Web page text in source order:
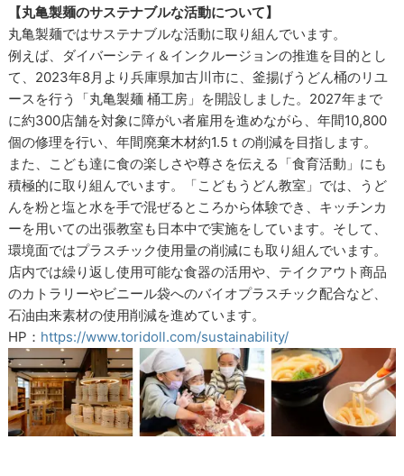
【丸亀製麺のサステナブルな活動について】
丸亀製麺ではサステナブルな活動に取り組んでいます。
例えば、ダイバーシティ＆インクルージョンの推進を目的とし
て、2023年8月より兵庫県加古川市に、釜揚げうどん桶のリユ
ースを行う「丸亀製麺 桶工房」を開設しました。2027年まで
に約300店舗を対象に障がい者雇用を進めながら、年間10,800
個の修理を行い、年間廃棄木材約1.5ｔの削減を目指します。
また、こども達に食の楽しさや尊さを伝える「食育活動」にも
積極的に取り組んでいます。「こどもうどん教室」では、うど
んを粉と塩と水を手で混ぜるところから体験でき、キッチンカ
ーを用いての出張教室も日本中で実施をしています。そして、
環境面ではプラスチック使用量の削減にも取り組んでいます。
店内では繰り返し使用可能な食器の活用や、テイクアウト商品
のカトラリーやビニール袋へのバイオプラスチック配合など、
石油由来素材の使用削減を進めています。
HP： https://www.toridoll.com/sustainability/